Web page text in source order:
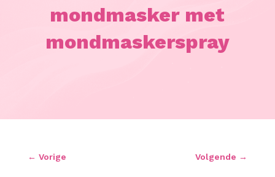
mondmasker met
mondmaskerspray
← Vorige Volgende →